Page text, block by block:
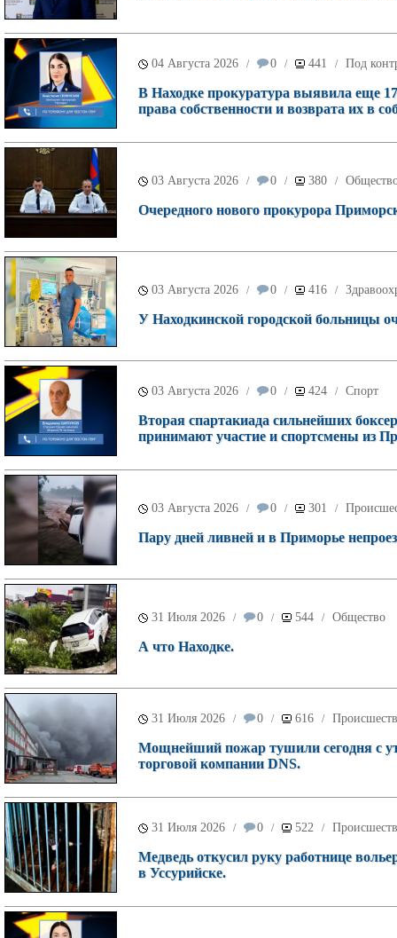
04 Августа 2026 / 0 / 441 / Под
В Находке прокуратура выявила еще
права собственности и возврата их в
03 Августа 2026 / 0 / 380 /
Очередного нового прокурора
03 Августа 2026 / 0 / 416 /
У Находкинской городской больницы
03 Августа 2026 / 0 / 424 / Спорт
Вторая спартакиада сильнейших
принимают участие и спортсмены из
03 Августа 2026 / 0 / 301 /
Пару дней ливней и в Приморье
31 Июля 2026 / 0 / 544 / Общество
А что Находке.
31 Июля 2026 / 0 / 616 /
Мощнейший пожар тушили сегодня с
торговой компании DNS.
31 Июля 2026 / 0 / 522 /
Медведь откусил руку работнице
в Уссурийске.